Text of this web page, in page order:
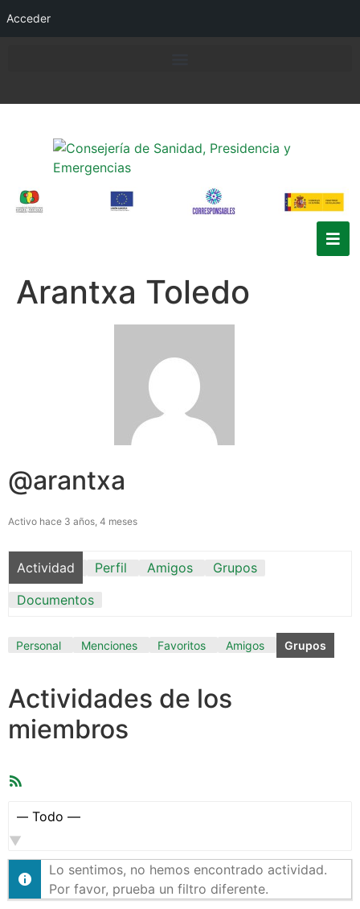
Acceder
Arantxa Toledo
@arantxa
Activo hace 3 años, 4 meses
Actividad Perfil Amigos
Grupos
Documentos
Personal Menciones Favoritos Amigos Grupos
Actividades de los
miembros
Mostrar:
Lo sentimos, no hemos encontrado actividad.
Por favor, prueba un filtro diferente.